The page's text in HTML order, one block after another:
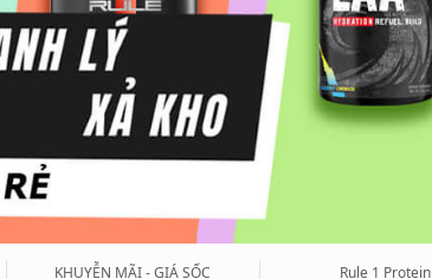
KHUYỄN MÃI - GIÁ SỐC Rule 1 Protein